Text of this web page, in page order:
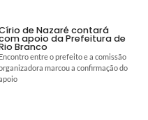
de Nazaré contará
apoio da Prefeitura de
Branco
Encontro entre o prefeito e a comissão
marcou a confirmação do